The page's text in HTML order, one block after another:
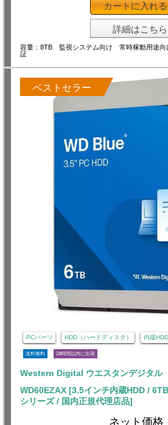
カートに入れる
詳細はこちら
容量：8TB 監視システム向け 常時稼動用途
証
ベストセラー
PCパーツ HDD（ハードディスク） 内蔵HDD
送料無料 24時間以内に出荷
Western Digital ウエスタンデジタル
WD60EZAX [3.5インチ内蔵HDD /
シリーズ / 国内正規代理店品]
ネット価格